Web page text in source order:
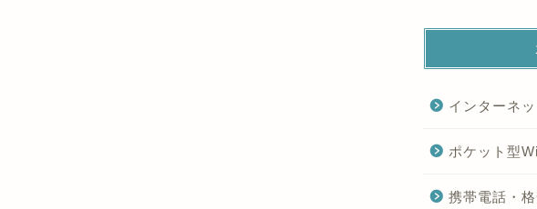
インターネ
ポケット型
携帯電話・